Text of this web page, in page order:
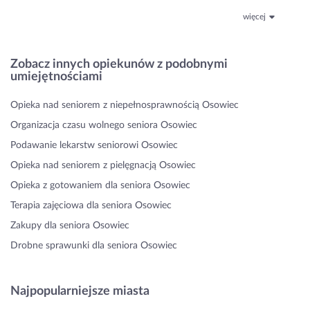
więcej
Zobacz innych opiekunów z podobnymi
umiejętnościami
Opieka nad seniorem z niepełnosprawnością Osowiec
Organizacja czasu wolnego seniora Osowiec
Podawanie lekarstw seniorowi Osowiec
Opieka nad seniorem z pielęgnacją Osowiec
Opieka z gotowaniem dla seniora Osowiec
Terapia zajęciowa dla seniora Osowiec
Zakupy dla seniora Osowiec
Drobne sprawunki dla seniora Osowiec
Najpopularniejsze miasta